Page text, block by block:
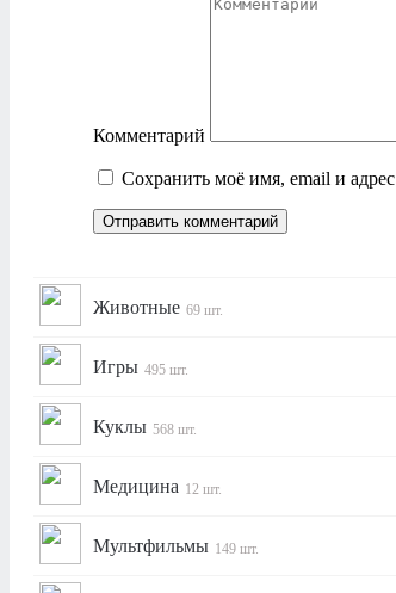
Комментарий
Сохранить моё имя, email и
Животные 69 шт.
Игры 495 шт.
Куклы 568 шт.
Медицина 12 шт.
Мультфильмы 149 шт.